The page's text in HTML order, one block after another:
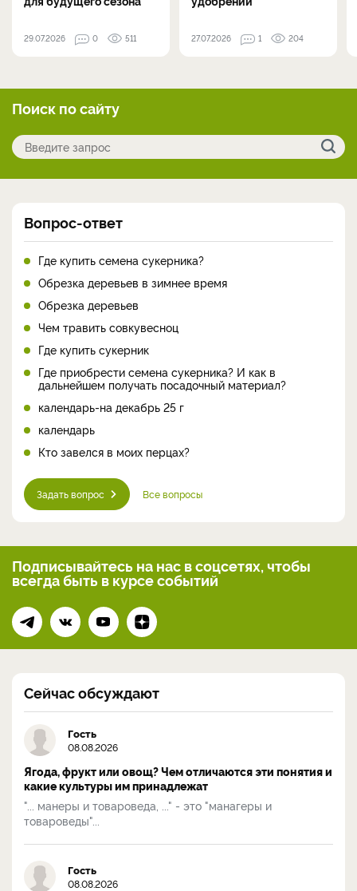
29.07.2026 0 511 27.07.2026 1 204
Поиск по сайту
Вопрос-ответ
Где купить семена сукерника?
Обрезка деревьев в зимнее время
Обрезка деревьев
Чем травить совкувесноц
Где купить сукерник
Где приобрести семена сукерника? И как в
дальнейшем получать посадочный материал?
календарь-на декабрь 25 г
календарь
Кто завелся в моих перцах?
Задать вопрос Все вопросы
Подписывайтесь на нас в соцсетях, чтобы
всегдабыть в курсе событий
Сейчас обсуждают
Гость
08.08.2026
Ягода, фрукт или овощ? Чем отличаются эти понятия и
какие культуры им принадлежат
"... манеры и товароведа, ..." - это "манагеры и
товароведы"...
Гость
08.08.2026